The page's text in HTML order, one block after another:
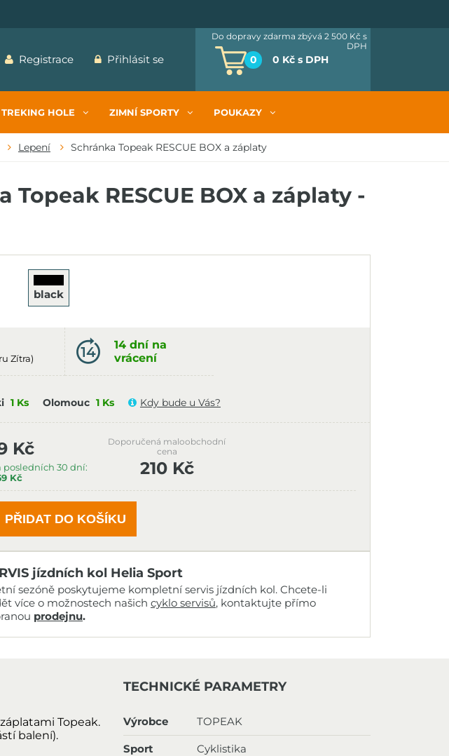
Registrace Přihlásit se 0 0 Kč s DPH
Do dopravy zdarma zbývá 2 500 Kč s
DPH
TREKING HOLE ZIMNÍ SPORTY POUKAZY
Lepení Schránka Topeak RESCUE BOX a záplaty
Topeak RESCUE BOX a záplaty -
black
Zítra)
14 dní na
vrácení
1 Ks Olomouc 1 Ks Kdy bude u Vás?
Kč
posledních 30 dní:
Kč
Doporučená maloobchodní
cena
210 Kč
PŘIDAT DO KOŠÍKU
jízdních kol Helia Sport
sezóně poskytujeme kompletní servis jízdních kol. Chcete-li
více o možnostech našich cyklo servisů, kontaktujte přímo
prodejnu.
Topeak.
balení).
TECHNICKÉ PARAMETRY
Výrobce TOPEAK
Sport Cyklistika